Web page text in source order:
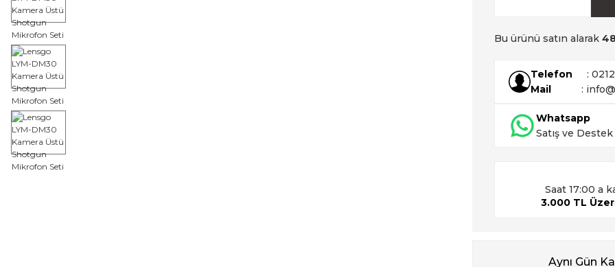
Bu ürünü satın alarak
Telefon
:
Mail
:
Whatsapp
Satış ve Destek
Saat 17:00 a
3.000 TL
Aynı Gün